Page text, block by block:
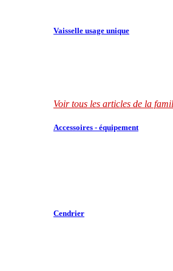
Vaisselle usage unique
Voir tous les articles de la
Accessoires - équipement
Cendrier